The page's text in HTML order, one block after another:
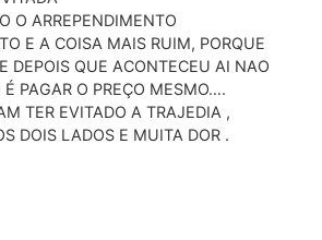
O ARREPENDIMENTO
E A COISA MAIS RUIM, PORQUE
DEPOIS QUE ACONTECEU AI NAO
PAGAR O PREÇO MESMO….
TER EVITADO A TRAJEDIA ,
DOIS LADOS E MUITA DOR .